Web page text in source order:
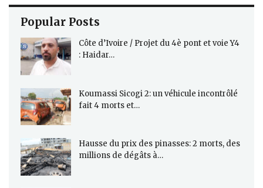
Popular Posts
Côte d’Ivoire / Projet du 4è pont et voie Y4
: Haidar…
Koumassi Sicogi 2: un véhicule incontrôlé
fait 4 morts et…
Hausse du prix des pinasses: 2 morts, des
millions de dégâts à…